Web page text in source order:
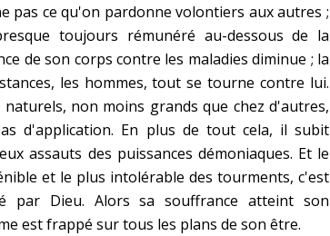
pas ce qu'on pardonne volontiers aux autres ;
toujours rémunéré au-dessous de la
de son corps contre les maladies diminue ; la
les hommes, tout se tourne contre lui.
non moins grands que chez d'autres,
d'application. En plus de tout cela, il subit
assauts des puissances démoniaques. Et le
et le plus intolérable des tourments, c'est
par Dieu. Alors sa souffrance atteint son
est frappé sur tous les plans de son être.